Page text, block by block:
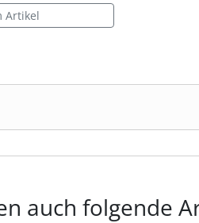
Artikel
auch folgende